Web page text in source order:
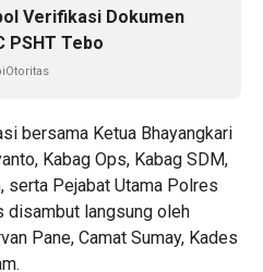
Verifikasi Dokumen
PSHT Tebo
bersama Ketua Bhayangkari
Kabag Ops, Kabag SDM,
serta Pejabat Utama Polres
disambut langsung oleh
Pane, Camat Sumay, Kades